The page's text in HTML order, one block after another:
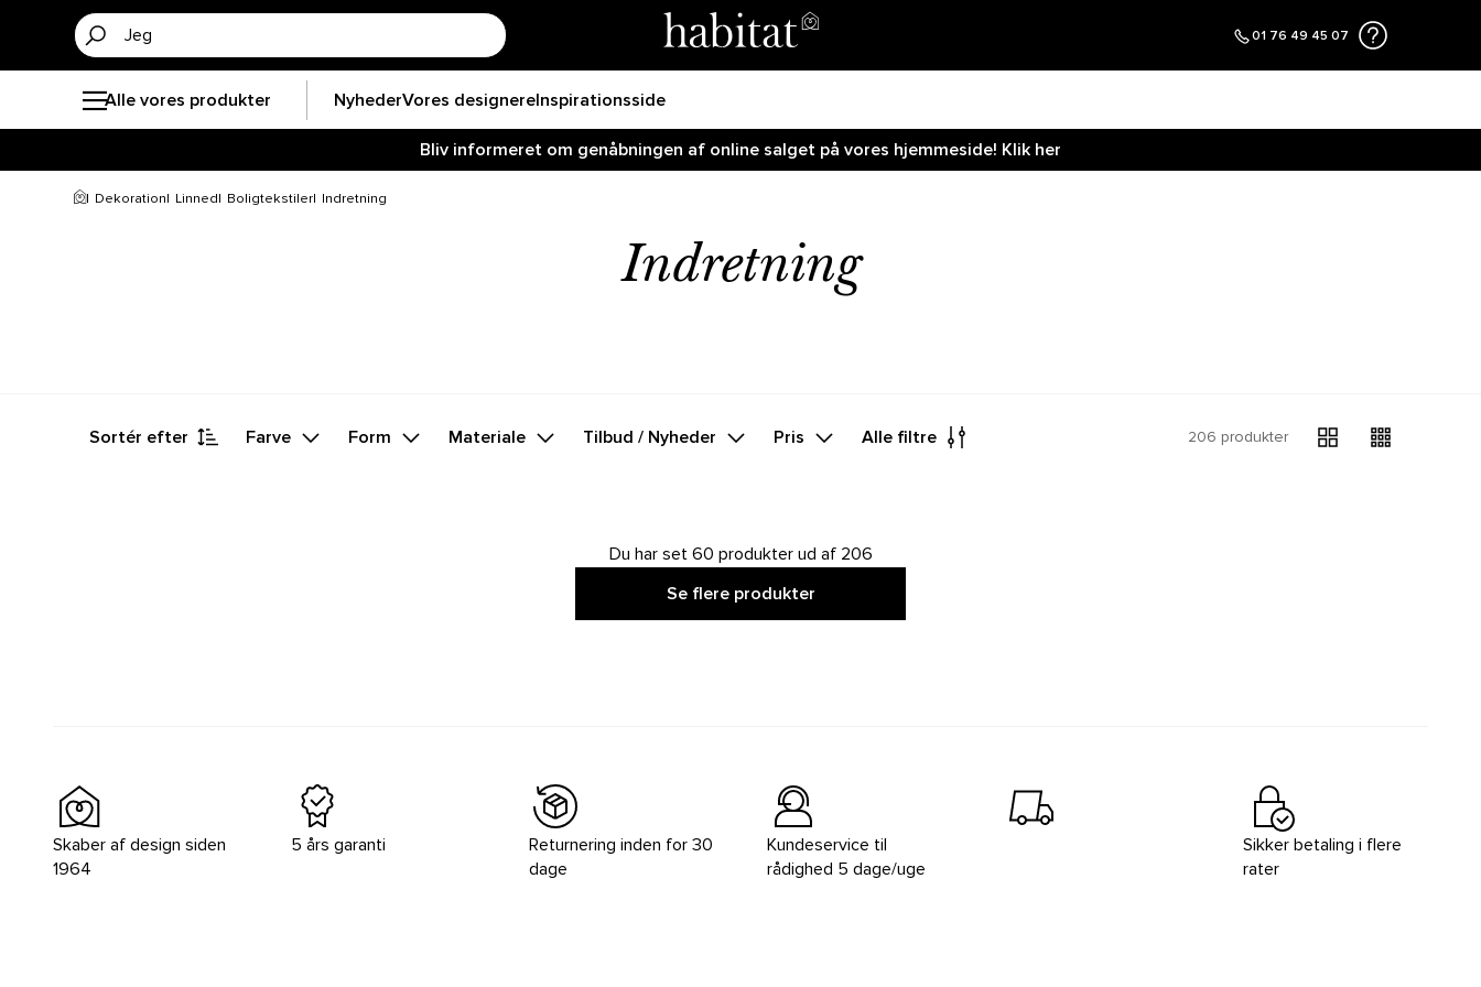
01 76 49 45 07
Alle vores produkter NyhederVores designereInspirationsside
Bliv informeret om genåbningen af online salget på vores hjemmeside! Klik her
Dekoration Linned Boligtekstiler Indretning
Indretning
Sortér efter Farve Form Materiale Tilbud / Nyheder Pris Alle filtre 206 produkter
Du har set 60 produkter ud af 206
Se flere produkter
Skaber af design siden
1964
5 års garanti
Returnering inden for 30
dage
Kundeservice til
rådighed 5 dage/uge
Sikker betaling i flere
rater